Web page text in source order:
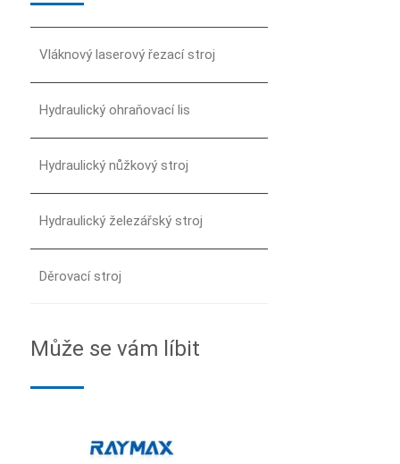
Vláknový laserový řezací stroj
Hydraulický ohraňovací lis
Hydraulický nůžkový stroj
Hydraulický železářský stroj
Děrovací stroj
Může se vám líbit